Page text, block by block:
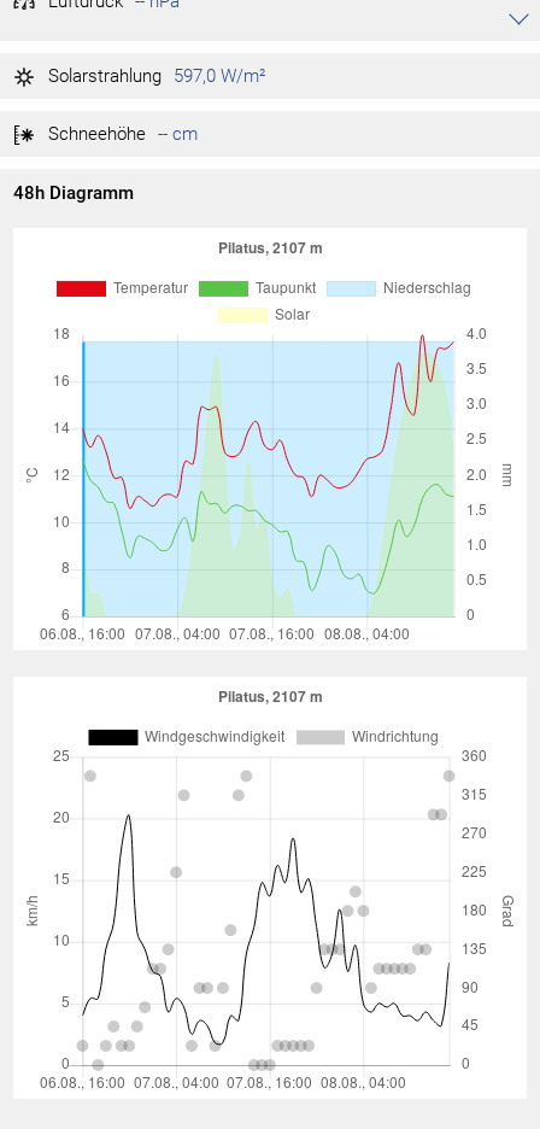
Akkordeon auf-/zuklappen
-- hPa
Tag max.
Solarstrahlung 597,0 W/m²
Schneehöhe -- cm
48h Diagramm